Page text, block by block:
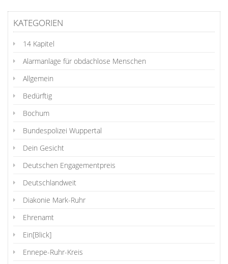
KATEGORIEN
14 Kapitel
Alarmanlage für obdachlose Menschen
Allgemein
Bedürftig
Bochum
Bundespolizei Wuppertal
Dein Gesicht
Deutschen Engagementpreis
Deutschlandweit
Diakonie Mark-Ruhr
Ehrenamt
Ein[Blick]
Ennepe-Ruhr-Kreis